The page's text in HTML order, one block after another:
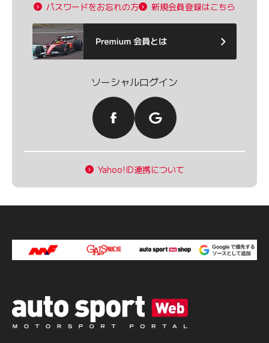
パスワードをお忘れの方 新規会員登録はこちら
ソーシャルログイン
Yahoo!ID連携について